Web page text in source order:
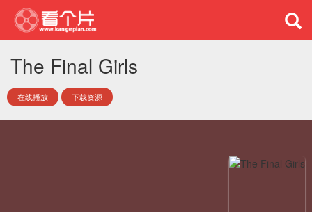
The Final Girls
在线播放 下载资源